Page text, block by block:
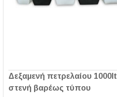
Δεξαμενή πετρελαίου 1000lt
στενή βαρέως τύπου